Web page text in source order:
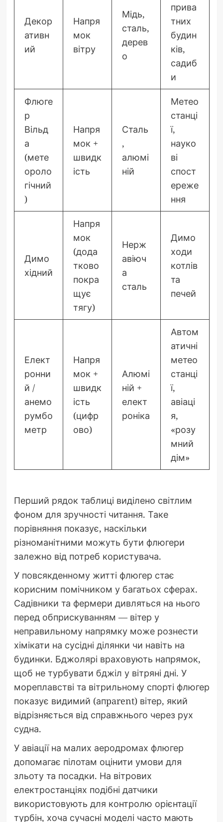
Декор
ативн
ий
Напря
мок
вітру
Мідь,
сталь,
дерев
о
прива
тних
будин
ків,
садиб
и
Флюге
р
Вільд
а
(мете
ороло
гічний
)
Напря
мок +
швидк
ість
Сталь
,
алюмі
ній
Метео
станці
ї,
науко
ві
спост
ереже
ння
Димо
хідний
Напря
мок
(дода
тково
покра
щує
тягу)
Нерж
авіюч
а
сталь
Димо
ходи
котлів
та
печей
Елект
ронни
й /
анемо
румбо
метр
Напря
мок +
швидк
ість
(цифр
ово)
Алюмі
ній +
елект
роніка
Автом
атичні
метео
станці
ї,
авіаці
я,
«розу
мний
дім»
Перший рядок таблиці виділено світлим
фоном для зручності читання. Таке
порівняння показує, наскільки
різноманітними можуть бути флюгери
залежно від потреб користувача.
У повсякденному житті флюгер стає
корисним помічником у багатьох сферах.
Садівники та фермери дивляться на нього
перед обприскуванням — вітер у
неправильному напрямку може рознести
хімікати на сусідні ділянки чи навіть на
будинки. Бджолярі враховують напрямок,
щоб не турбувати бджіл у вітряні дні. У
мореплавстві та вітрильному спорті флюгер
показує видимий (апparent) вітер, який
відрізняється від справжнього через рух
судна.
У авіації на малих аеродромах флюгер
допомагає пілотам оцінити умови для
зльоту та посадки. На вітрових
електростанціях подібні датчики
використовують для контролю орієнтації
турбін, хоча сучасні моделі часто мають